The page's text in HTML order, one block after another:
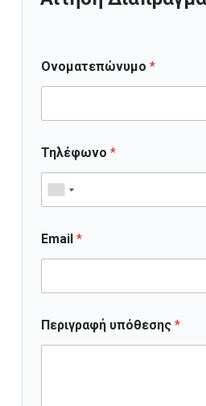
Ονοματεπώνυμο *
Τηλέφωνο *
Email *
Περιγραφή υπόθεσης *